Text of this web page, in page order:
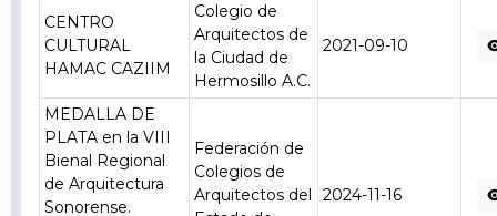
CENTRO
CULTURAL
HAMAC CAZIIM
Colegio de
Arquitectos de
la Ciudad de
Hermosillo A.C.
2021-09-10
MEDALLA DE
PLATA en la VIII
Bienal Regional
de Arquitectura
Sonorense.
Federación de
Colegios de
Arquitectos del
2024-11-16